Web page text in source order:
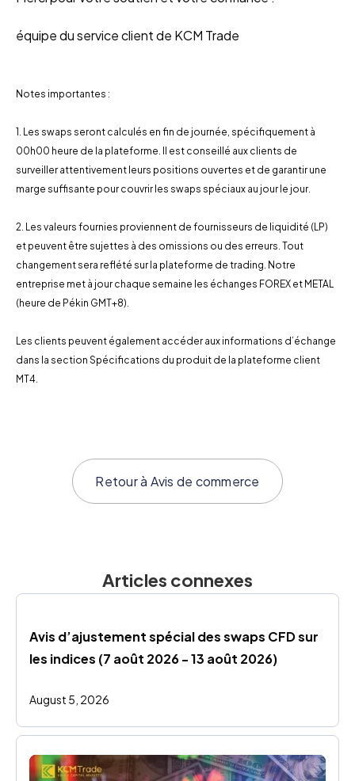
équipe du service client de KCM Trade
Notes importantes :
1. Les swaps seront calculés en fin de journée, spécifiquement à
00h00 heure de la plateforme. Il est conseillé aux clients de
surveiller attentivement leurs positions ouvertes et de garantir une
marge suffisante pour couvrir les swaps spéciaux au jour le jour.
2. Les valeurs fournies proviennent de fournisseurs de liquidité (LP)
et peuvent être sujettes à des omissions ou des erreurs. Tout
changement sera reflété sur la plateforme de trading. Notre
entreprise met à jour chaque semaine les échanges FOREX et METAL
(heure de Pékin GMT+8).
Les clients peuvent également accéder aux informations d’échange
dans la section Spécifications du produit de la plateforme client
MT4.
Retour à Avis de commerce
Articles connexes
Avis d’ajustement spécial des swaps CFD sur
les indices (7 août 2026 - 13 août 2026)
August 5, 2026